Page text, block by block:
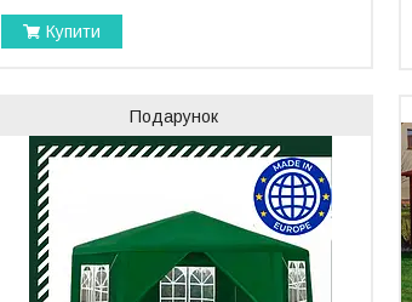
Купити
Подарунок